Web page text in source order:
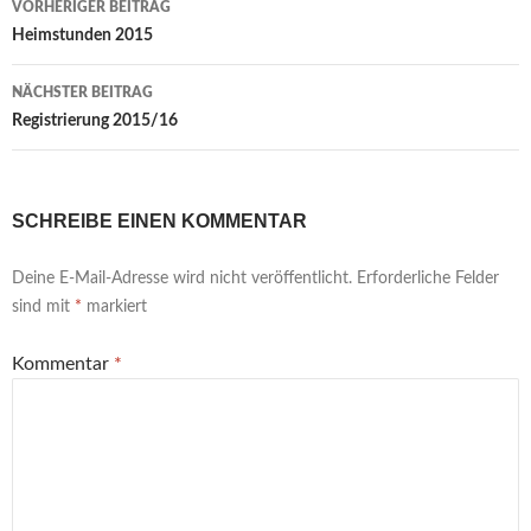
VORHERIGER BEITRAG
Heimstunden 2015
NÄCHSTER BEITRAG
Registrierung 2015/16
SCHREIBE EINEN KOMMENTAR
Deine E-Mail-Adresse wird nicht veröffentlicht. Erforderliche Felder
sind mit * markiert
Kommentar *